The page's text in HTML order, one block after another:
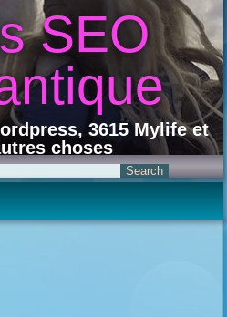
SEO
3615 Mylife et
choses